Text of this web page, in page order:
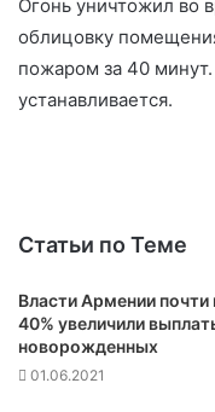
Огонь уничтожил во
облицовку
пожаром за 40
устанавливается.
Статьи по Теме
Власти Армении почти
40% увеличили
новорожденных
01.06.2021